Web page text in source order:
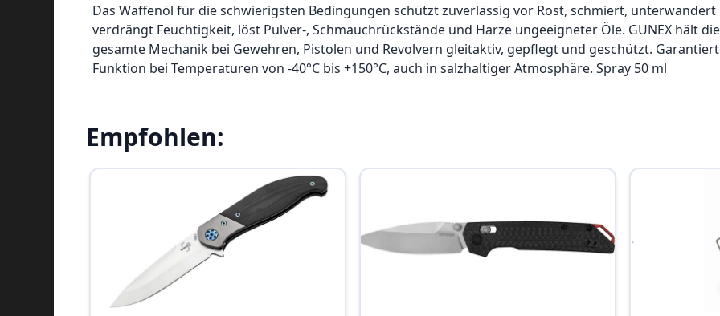
Das Waffenöl für die schwierigsten Bedingungen schützt zuverlässig vor Rost, schmiert, unterwandert
verdrängt Feuchtigkeit, löst Pulver-, Schmauchrückstände und Harze ungeeigneter Öle. GUNEX hält die
gesamte Mechanik bei Gewehren, Pistolen und Revolvern gleitaktiv, gepflegt und geschützt.
Funktion bei Temperaturen von -40°C bis +150°C, auch in salzhaltiger Atmosphäre. Spray 50 ml
Empfohlen: